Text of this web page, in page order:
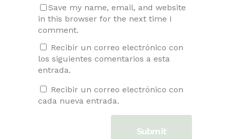
Save my name, email, and website
in this browser for the next time I
comment.
Recibir un correo electrónico con
los siguientes comentarios a esta
entrada.
Recibir un correo electrónico con
cada nueva entrada.